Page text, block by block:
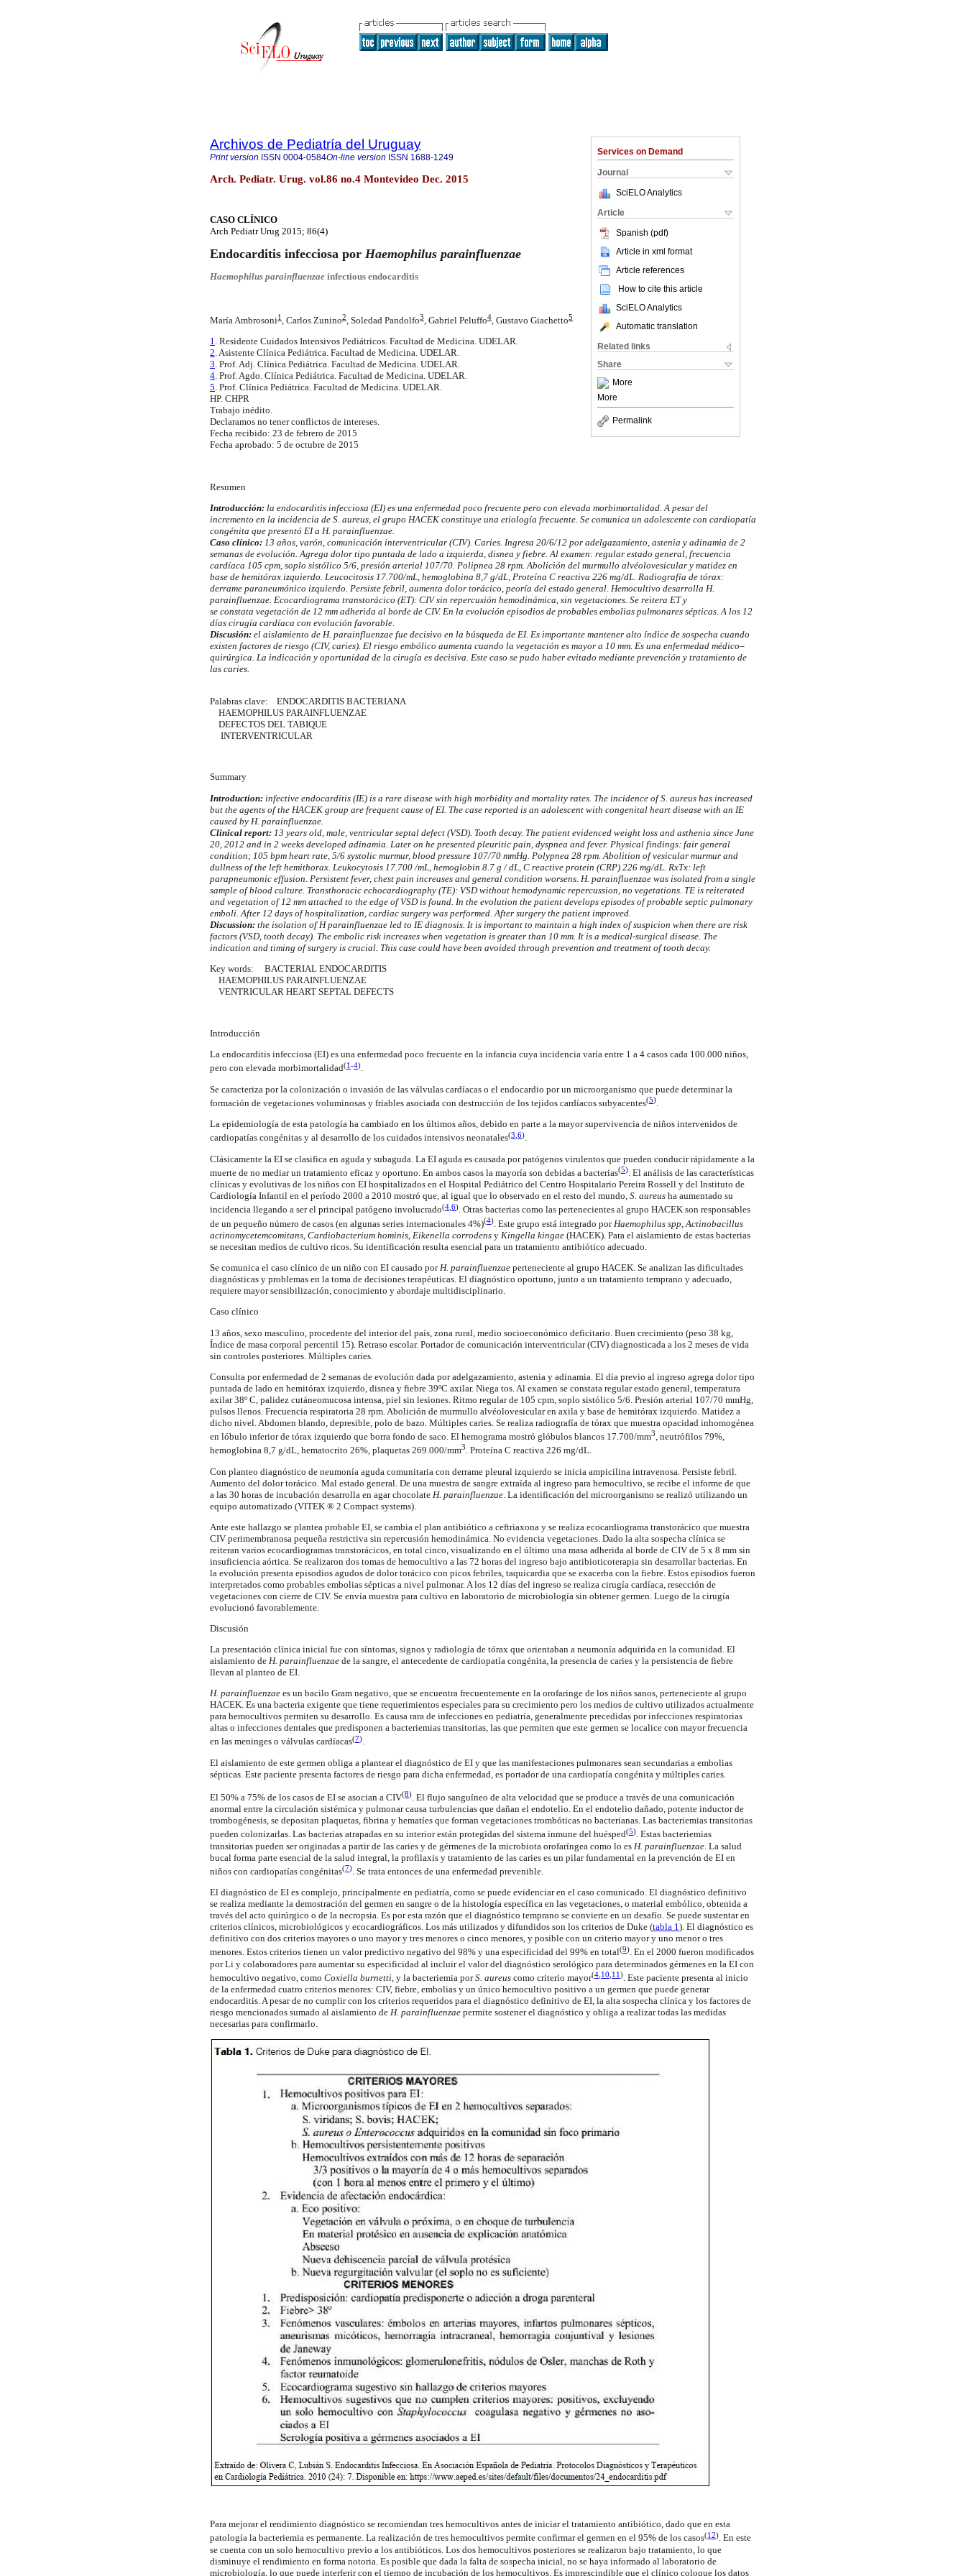
Services on Demand
Journal
SciELO Analytics
Article
Spanish (pdf)
Article in xml format
Article references
How to cite this article
SciELO Analytics
Automatic translation
Related links
Share
More
More
Permalink
Archivos de Pediatría del Uruguay
Print version ISSN 0004-0584On-line version ISSN 1688-1249
Arch. Pediatr. Urug. vol.86 no.4 Montevideo Dec. 2015
CASO CLÍNICO
Arch Pediatr Urug 2015; 86(4)
Endocarditis infecciosa por Haemophilus parainfluenzae
Haemophilus parainfluenzae infectious endocarditis
María Ambrosoni1, Carlos Zunino2, Soledad Pandolfo3, Gabriel Peluffo4, Gustavo Giachetto5
1. Residente Cuidados Intensivos Pediátricos. Facultad de Medicina. UDELAR.
2. Asistente Clínica Pediátrica. Facultad de Medicina. UDELAR.
3. Prof. Adj. Clínica Pediátrica. Facultad de Medicina. UDELAR.
4. Prof. Agdo. Clínica Pediátrica. Facultad de Medicina. UDELAR.
5. Prof. Clínica Pediátrica. Facultad de Medicina. UDELAR.
HP. CHPR
Trabajo inédito.
Declaramos no tener conflictos de intereses.
Fecha recibido: 23 de febrero de 2015
Fecha aprobado: 5 de octubre de 2015
Resumen
Introducción: la endocarditis infecciosa (EI) es una enfermedad poco frecuente pero con elevada morbimortalidad. A pesar del
incremento en la incidencia de S. aureus, el grupo HACEK constituye una etiología frecuente. Se comunica un adolescente con cardiopatía
congénita que presentó EI a H. parainfluenzae.
Caso clínico: 13 años, varón, comunicación interventricular (CIV). Caries. Ingresa 20/6/12 por adelgazamiento, astenia y adinamia de 2
semanas de evolución. Agrega dolor tipo puntada de lado a izquierda, disnea y fiebre. Al examen: regular estado general, frecuencia
cardíaca 105 cpm, soplo sistólico 5/6, presión arterial 107/70. Polipnea 28 rpm. Abolición del murmullo alvéolovesicular y matidez en
base de hemitórax izquierdo. Leucocitosis 17.700/mL, hemoglobina 8,7 g/dL, Proteína C reactiva 226 mg/dL. Radiografía de tórax:
derrame paraneumónico izquierdo. Persiste febril, aumenta dolor torácico, peoría del estado general. Hemocultivo desarrolla H.
parainfluenzae. Ecocardiograma transtorácico (ET): CIV sin repercusión hemodinámica, sin vegetaciones. Se reitera ET y
se constata vegetación de 12 mm adherida al borde de CIV. En la evolución episodios de probables embolias pulmonares sépticas. A los 12
días cirugía cardíaca con evolución favorable.
Discusión: el aislamiento de H. parainfluenzae fue decisivo en la búsqueda de EI. Es importante mantener alto índice de sospecha cuando
existen factores de riesgo (CIV, caries). El riesgo embólico aumenta cuando la vegetación es mayor a 10 mm. Es una enfermedad médico–
quirúrgica. La indicación y oportunidad de la cirugía es decisiva. Este caso se pudo haber evitado mediante prevención y tratamiento de
las caries.
Palabras clave: ENDOCARDITIS BACTERIANA
HAEMOPHILUS PARAINFLUENZAE
DEFECTOS DEL TABIQUE
INTERVENTRICULAR
Summary
Introduction: infective endocarditis (IE) is a rare disease with high morbidity and mortality rates. The incidence of S. aureus has increased
but the agents of the HACEK group are frequent cause of EI. The case reported is an adolescent with congenital heart disease with an IE
caused by H. parainfluenzae.
Clinical report: 13 years old, male, ventricular septal defect (VSD). Tooth decay. The patient evidenced weight loss and asthenia since June
20, 2012 and in 2 weeks developed adinamia. Later on he presented pleuritic pain, dyspnea and fever. Physical findings: fair general
condition; 105 bpm heart rate, 5/6 systolic murmur, blood pressure 107/70 mmHg. Polypnea 28 rpm. Abolition of vesicular murmur and
dullness of the left hemithorax. Leukocytosis 17.700 /mL, hemoglobin 8.7 g / dL, C reactive protein (CRP) 226 mg/dL. RxTx: left
parapneumonic effusion. Persistent fever, chest pain increases and general condition worsens. H. parainfluenzae was isolated from a single
sample of blood culture. Transthoracic echocardiography (TE): VSD without hemodynamic repercussion, no vegetations. TE is reiterated
and vegetation of 12 mm attached to the edge of VSD is found. In the evolution the patient develops episodes of probable septic pulmonary
emboli. After 12 days of hospitalization, cardiac surgery was performed. After surgery the patient improved.
Discussion: the isolation of H parainfluenzae led to IE diagnosis. It is important to maintain a high index of suspicion when there are risk
factors (VSD, tooth decay). The embolic risk increases when vegetation is greater than 10 mm. It is a medical-surgical disease. The
indication and timing of surgery is crucial. This case could have been avoided through prevention and treatment of tooth decay.
Key words:
BACTERIAL ENDOCARDITIS
HAEMOPHILUS PARAINFLUENZAE
VENTRICULAR HEART SEPTAL DEFECTS
Introducción
La endocarditis infecciosa (EI) es una enfermedad poco frecuente en la infancia cuya incidencia varía entre 1 a 4 casos cada 100.000 niños,
pero con elevada morbimortalidad(1-4).
Se caracteriza por la colonización o invasión de las válvulas cardíacas o el endocardio por un microorganismo que puede determinar la
formación de vegetaciones voluminosas y friables asociada con destrucción de los tejidos cardíacos subyacentes(5).
La epidemiología de esta patología ha cambiado en los últimos años, debido en parte a la mayor supervivencia de niños intervenidos de
cardiopatías congénitas y al desarrollo de los cuidados intensivos neonatales(3 6).
Clásicamente la EI se clasifica en aguda y subaguda. La EI aguda es causada por patógenos virulentos que pueden conducir rápidamente a la
muerte de no mediar un tratamiento eficaz y oportuno. En ambos casos la mayoría son debidas a bacterias(5). El análisis de las características
clínicas y evolutivas de los niños con EI hospitalizados en el Hospital Pediátrico del Centro Hospitalario Pereira Rossell y del Instituto de
Cardiología Infantil en el período 2000 a 2010 mostró que, al igual que lo observado en el resto del mundo, S. aureus ha aumentado su
incidencia llegando a ser el principal patógeno involucrado(4 6). Otras bacterias como las pertenecientes al grupo HACEK son responsables
de un pequeño número de casos (en algunas series internacionales 4%)(4) . Este grupo está integrado por Haemophilus spp Actinobacillus
actinomycetemcomitans Cardiobacterium hominis Eikenella corrodens y Kingella kingae (HACEK). Para el aislamiento de estas bacterias
se necesitan medios de cultivo ricos. Su identificación resulta esencial para un tratamiento antibiótico adecuado.
Se comunica el caso clínico de un niño con EI causado porH. parainfluenzae perteneciente al grupo HACEK. Se analizan las dificultades
diagnósticas y problemas en la toma de decisiones terapéuticas. El diagnóstico oportuno, junto a un tratamiento temprano y adecuado,
requiere mayor sensibilización, conocimiento y abordaje multidisciplinario.
Caso clínico
13 años, sexo masculino, procedente del interior del país, zona rural, medio socioeconómico deficitario. Buen crecimiento (peso 38 kg,
Índice de masa corporal percentil 15). Retraso escolar. Portador de comunicación interventricular (CIV) diagnosticada a los 2 meses de vida
sin controles posteriores. Múltiples caries.
Consulta por enfermedad de 2 semanas de evolución dada por adelgazamiento, astenia y adinamia. El día previo al ingreso agrega dolor tipo
puntada de lado en hemitórax izquierdo, disnea y fiebre 39ºC axilar. Niega tos. Al examen se constata regular estado general, temperatura
axilar 38º C, palidez cutáneomucosa intensa, piel sin lesiones. Ritmo regular de 105 cpm, soplo sistólico 5/6. Presión arterial 107/70 mmHg,
pulsos llenos. Frecuencia respiratoria 28 rpm. Abolición de murmullo alvéolovesicular en axila y base de hemitórax izquierdo. Matidez a
dicho nivel. Abdomen blando, depresible, polo de bazo. Múltiples caries. Se realiza radiografía de tórax que muestra opacidad inhomogénea
en lóbulo inferior de tórax izquierdo que borra fondo de saco. El hemograma mostró glóbulos blancos 17.700/mm3, neutrófilos 79%,
hemoglobina 8,7 g/dL, hematocrito 26%, plaquetas 269.000/mm3. Proteína C reactiva 226 mg/dL.
Con planteo diagnóstico de neumonía aguda comunitaria con derrame pleural izquierdo se inicia ampicilina intravenosa. Persiste febril.
Aumento del dolor torácico. Mal estado general. De una muestra de sangre extraída al ingreso para hemocultivo, se recibe el informe de que
a las 30 horas de incubación desarrolla en agar chocolate H. parainfluenzae . La identificación del microorganismo se realizó utilizando un
equipo automatizado (VITEK ® 2 Compact systems).
Ante este hallazgo se plantea probable EI, se cambia el plan antibiótico a ceftriaxona y se realiza ecocardiograma transtorácico que muestra
CIV perimembranosa pequeña restrictiva sin repercusión hemodinámica. No evidencia vegetaciones. Dado la alta sospecha clínica se
reiteran varios ecocardiogramas transtorácicos, en total cinco, visualizando en el último una masa adherida al borde de CIV de 5 x 8 mm sin
insuficiencia aórtica. Se realizaron dos tomas de hemocultivo a las 72 horas del ingreso bajo antibioticoterapia sin desarrollar bacterias. En
la evolución presenta episodios agudos de dolor torácico con picos febriles, taquicardia que se exacerba con la fiebre. Estos episodios fueron
interpretados como probables embolias sépticas a nivel pulmonar. A los 12 días del ingreso se realiza cirugía cardíaca, resección de
vegetaciones con cierre de CIV. Se envía muestra para cultivo en laboratorio de microbiología sin obtener germen. Luego de la cirugía
evolucionó favorablemente.
Discusión
La presentación clínica inicial fue con síntomas, signos y radiología de tórax que orientaban a neumonía adquirida en la comunidad. El
aislamiento de H. parainfluenzae de la sangre, el antecedente de cardiopatía congénita, la presencia de caries y la persistencia de fiebre
llevan al planteo de EI.
H. parainfluenzae es un bacilo Gram negativo, que se encuentra frecuentemente en la orofaringe de los niños sanos, perteneciente al grupo
HACEK. Es una bacteria exigente que tiene requerimientos especiales para su crecimiento pero los medios de cultivo utilizados actualmente
para hemocultivos permiten su desarrollo. Es causa rara de infecciones en pediatría, generalmente precedidas por infecciones respiratorias
altas o infecciones dentales que predisponen a bacteriemias transitorias, las que permiten que este germen se localice con mayor frecuencia
en las meninges o válvulas cardíacas(7).
El aislamiento de este germen obliga a plantear el diagnóstico de EI y que las manifestaciones pulmonares sean secundarias a embolias
sépticas. Este paciente presenta factores de riesgo para dicha enfermedad, es portador de una cardiopatía congénita y múltiples caries.
El 50% a 75% de los casos de EI se asocian a CIV(8). El flujo sanguíneo de alta velocidad que se produce a través de una comunicación
anormal entre la circulación sistémica y pulmonar causa turbulencias que dañan el endotelio. En el endotelio dañado, potente inductor de
trombogénesis, se depositan plaquetas, fibrina y hematíes que forman vegetaciones trombóticas no bacterianas. Las bacteriemias transitorias
pueden colonizarlas. Las bacterias atrapadas en su interior están protegidas del sistema inmune del huésped(5). Estas bacteriemias
transitorias pueden ser originadas a partir de las caries y de gérmenes de la microbiota orofaríngea como lo es H. parainfluenzae La salud
bucal forma parte esencial de la salud integral, la profilaxis y tratamiento de las caries es un pilar fundamental en la prevención de EI en
niños con cardiopatías congénitas(7) . Se trata entonces de una enfermedad prevenible.
El diagnóstico de EI es complejo, principalmente en pediatría, como se puede evidenciar en el caso comunicado. El diagnóstico definitivo
se realiza mediante la demostración del germen en sangre o de la histología específica en las vegetaciones, o material embólico, obtenida a
través del acto quirúrgico o de la necropsia. Es por esta razón que el diagnóstico temprano se convierte en un desafío. Se puede sustentar en
criterios clínicos, microbiológicos y ecocardiográficos. Los más utilizados y difundidos son los criterios de Duke (tabla 1). El diagnóstico es
definitivo con dos criterios mayores o uno mayor y tres menores o cinco menores, y posible con un criterio mayor y uno menor o tres
menores. Estos criterios tienen un valor predictivo negativo del 98% y una especificidad del 99% en total(9). En el 2000 fueron modificados
por Li y colaboradores para aumentar su especificidad al incluir el valor del diagnóstico serológico para determinados gérmenes en la EI con
hemocultivo negativo, como Coxiella burnetti , y la bacteriemia porS. aureus como criterio mayor(4 10 11) Este paciente presenta al inicio
de la enfermedad cuatro criterios menores: CIV, fiebre, embolias y un único hemocultivo positivo a un germen que puede generar
endocarditis. A pesar de no cumplir con los criterios requeridos para el diagnóstico definitivo de EI, la alta sospecha clínica y los factores de
riesgo mencionados sumado al aislamiento de H. parainfluenzae permite sostener el diagnóstico y obliga a realizar todas las medidas
necesarias para confirmarlo.
Para mejorar el rendimiento diagnóstico se recomiendan tres hemocultivos antes de iniciar el tratamiento antibiótico, dado que en esta
patología la bacteriemia es permanente. La realización de tres hemocultivos permite confirmar el germen en el 95% de los casos(12). En este
se cuenta con un solo hemocultivo previo a los antibióticos. Los dos hemocultivos posteriores se realizaron bajo tratamiento, lo que
disminuye el rendimiento en forma notoria. Es posible que dada la falta de sospecha inicial, no se haya informado al laboratorio de
microbiología, lo que puede interferir con el tiempo de incubación de los hemocultivos. Es imprescindible que el clínico coloque los datos